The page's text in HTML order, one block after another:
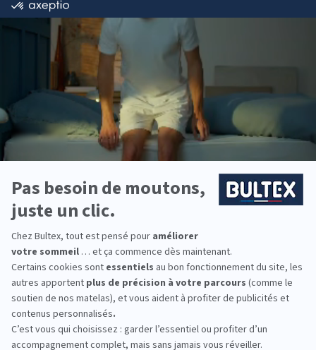
comme literie ?
Bultex est l’une des marques les plus présentes
dans les foyers français*. Son savoir‑faire industriel
et la maîtrise de ses mousses techniques assurent
des couchages fiables dans le temps.
La gamme propose plusieurs fermetés et accueils.
En associant le matelas au sommier adapté, vous
optimisez le soutien et obtenez un confort ajusté à
votre morphologie.
Besoin d’équiper toute la famille ? Des matelas
juniors aux grands formats pour les couples, Bultex
*Marque la plus détenue : 18 599 personnes
interrogées de février 2019 à mars 2025. Institut
Iligo.
MEUBLENA GIMONT :
essayez avant d’acheter
tester différents niveaux de fermeté. Quelques
minutes allongé(e) sur plusieurs matelas aident à
valider le bon confort avant l’achat.
meublenagimont@gmail.com